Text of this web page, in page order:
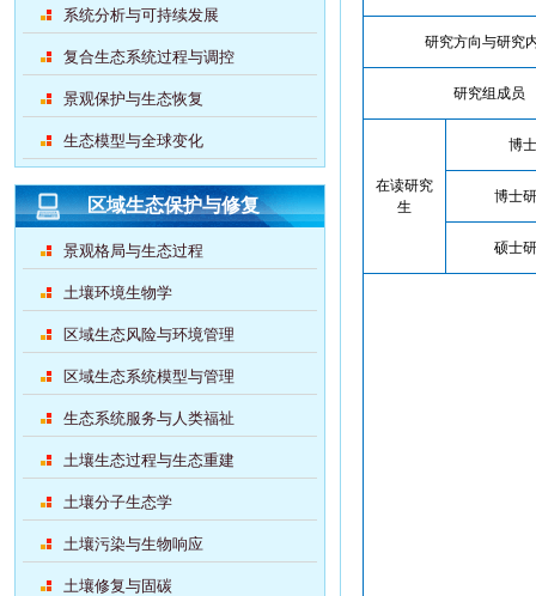
系统分析与可持续发展
复合生态系统过程与调控
景观保护与生态恢复
生态模型与全球变化
区域生态保护与修复
景观格局与生态过程
土壤环境生物学
区域生态风险与环境管理
区域生态系统模型与管理
生态系统服务与人类福祉
土壤生态过程与生态重建
土壤分子生态学
土壤污染与生物响应
土壤修复与固碳
研究方向与研究
研究组成员
在读研究
生
博
博士
硕士